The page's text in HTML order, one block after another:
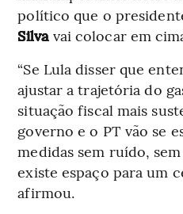
político que o
Silvavai colocar em
“Se Lula disser que
ajustar a trajetória do
situação fiscal mais
governo e o PT vão se
medidas sem ruído,
existe espaço para um
afirmou.